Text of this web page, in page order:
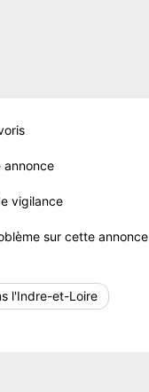
annonce
vigilance
sur cette annonce
l'Indre-et-Loire